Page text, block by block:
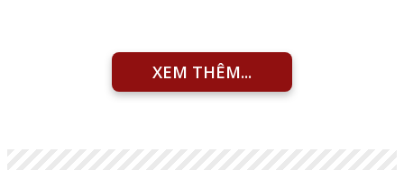
XEM THÊM...